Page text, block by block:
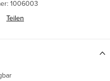
1006003
Teilen